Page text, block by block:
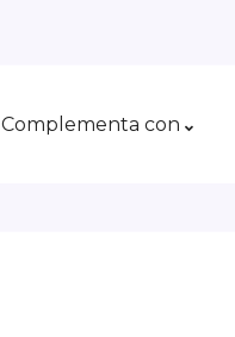
Complementa con